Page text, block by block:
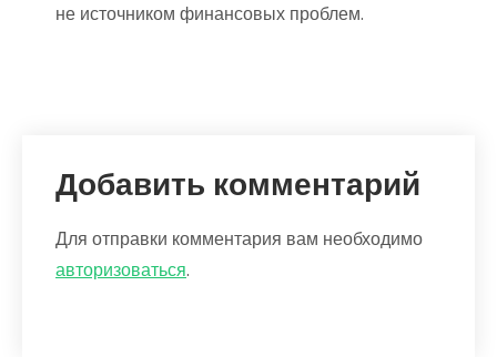
не источником финансовых проблем.
Добавить комментарий
Для отправки комментария вам необходимо
авторизоваться.